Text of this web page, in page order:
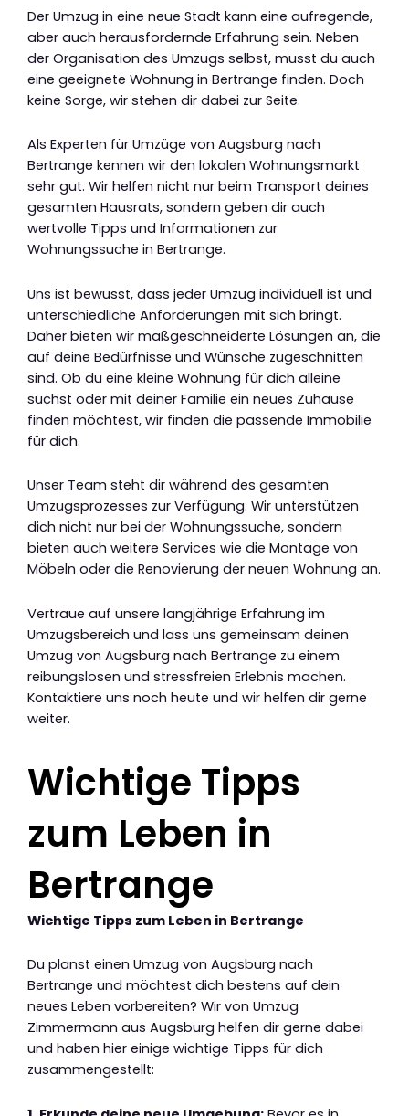
Der Umzug in eine neue Stadt kann eine aufregende,
aber auch herausfordernde Erfahrung sein. Neben
der Organisation des Umzugs selbst, musst du auch
eine geeignete Wohnung in Bertrange finden. Doch
keine Sorge, wir stehen dir dabei zur Seite.
Als Experten für Umzüge von Augsburg nach
Bertrange kennen wir den lokalen Wohnungsmarkt
sehr gut. Wir helfen nicht nur beim Transport deines
gesamten Hausrats, sondern geben dir auch
wertvolle Tipps und Informationen zur
Wohnungssuche in Bertrange.
Uns ist bewusst, dass jeder Umzug individuell ist und
unterschiedliche Anforderungen mit sich bringt.
Daher bieten wir maßgeschneiderte Lösungen an, die
auf deine Bedürfnisse und Wünsche zugeschnitten
sind. Ob du eine kleine Wohnung für dich alleine
suchst oder mit deiner Familie ein neues Zuhause
finden möchtest, wir finden die passende Immobilie
für dich.
Unser Team steht dir während des gesamten
Umzugsprozesses zur Verfügung. Wir unterstützen
dich nicht nur bei der Wohnungssuche, sondern
bieten auch weitere Services wie die Montage von
Möbeln oder die Renovierung der neuen Wohnung an.
Vertraue auf unsere langjährige Erfahrung im
Umzugsbereich und lass uns gemeinsam deinen
Umzug von Augsburg nach Bertrange zu einem
reibungslosen und stressfreien Erlebnis machen.
Kontaktiere uns noch heute und wir helfen dir gerne
weiter.
Wichtige Tipps
zum Leben in
Bertrange
Wichtige Tipps zum Leben in Bertrange
Du planst einen Umzug von Augsburg nach
Bertrange und möchtest dich bestens auf dein
neues Leben vorbereiten? Wir von Umzug
Zimmermann aus Augsburg helfen dir gerne dabei
und haben hier einige wichtige Tipps für dich
zusammengestellt: